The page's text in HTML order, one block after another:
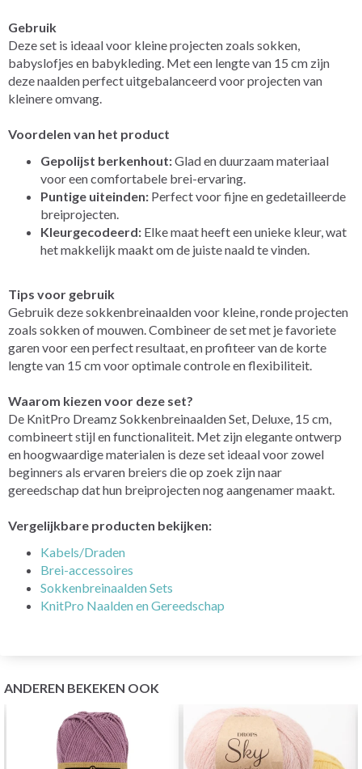
Gebruik
Deze set is ideaal voor kleine projecten zoals sokken,
babyslofjes en babykleding. Met een lengte van 15 cm zijn
deze naalden perfect uitgebalanceerd voor projecten van
kleinere omvang.
Voordelen van het product
Gepolijst berkenhout:Glad en duurzaam materiaal
voor een comfortabele brei-ervaring.
Puntige uiteinden: Perfect voor fijne en gedetailleerde
breiprojecten.
Kleurgecodeerd: Elke maat heeft een unieke kleur, wat
het makkelijk maakt om de juiste naald te vinden.
Tips voor gebruik
Gebruik deze sokkenbreinaalden voor kleine, ronde projecten
zoals sokken of mouwen. Combineer de set met je favoriete
garen voor een perfect resultaat, en profiteer van de korte
lengte van 15 cm voor optimale controle en flexibiliteit.
Waarom kiezen voor deze set?
De KnitPro Dreamz Sokkenbreinaalden Set, Deluxe, 15 cm,
combineert stijl en functionaliteit. Met zijn elegante ontwerp
en hoogwaardige materialen is deze set ideaal voor zowel
beginners als ervaren breiers die op zoek zijn naar
gereedschap dat hun breiprojecten nog aangenamer maakt.
Vergelijkbare producten bekijken:
Kabels/Draden
Brei-accessoires
Sokkenbreinaalden Sets
KnitPro Naalden en Gereedschap
ANDEREN BEKEKEN OOK